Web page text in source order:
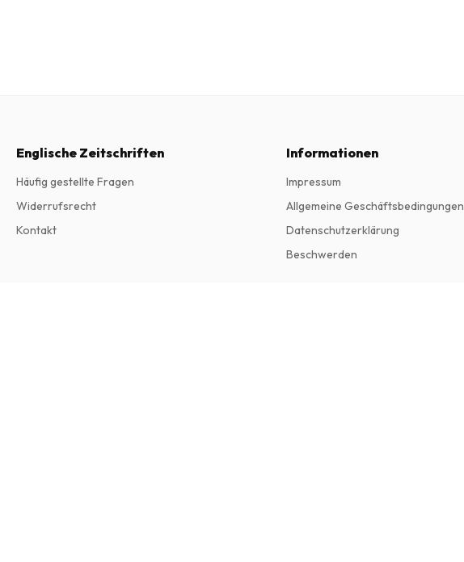
Englische Zeitschriften
Häufig gestellte Fragen
Widerrufsrecht
Kontakt
Informationen
Impressum
Allgemeine Geschäftsbedingungen
Datenschutzerklärung
Beschwerden